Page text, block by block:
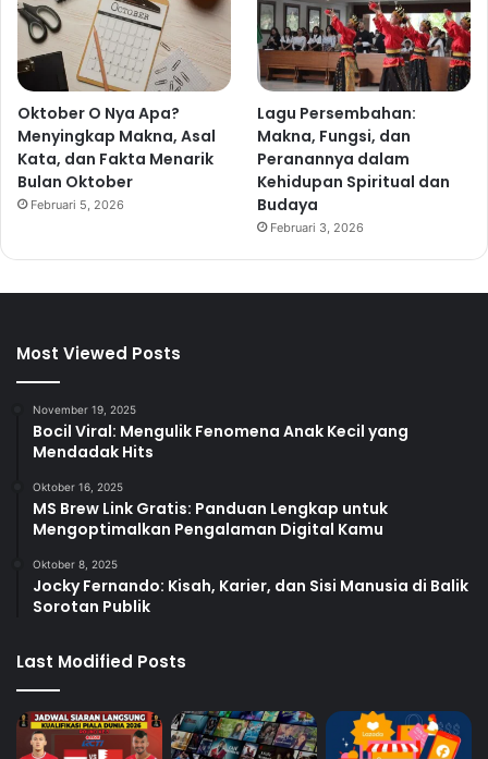
Oktober O Nya Apa?
Menyingkap Makna, Asal
Kata, dan Fakta Menarik
Bulan Oktober
Februari 5, 2026
Lagu Persembahan:
Makna, Fungsi, dan
Peranannya dalam
Kehidupan Spiritual dan
Budaya
Februari 3, 2026
Most Viewed Posts
November 19, 2025
Bocil Viral: Mengulik Fenomena Anak Kecil yang
Mendadak Hits
Oktober 16, 2025
MS Brew Link Gratis: Panduan Lengkap untuk
Mengoptimalkan Pengalaman Digital Kamu
Oktober 8, 2025
Jocky Fernando: Kisah, Karier, dan Sisi Manusia di Balik
Sorotan Publik
Last Modified Posts